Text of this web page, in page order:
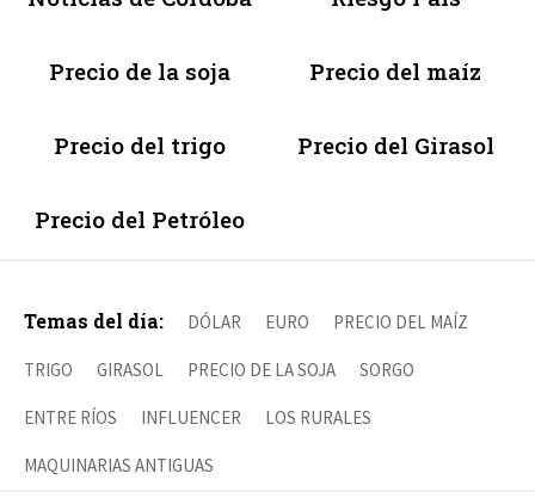
Precio de la soja Precio del maíz
Precio del trigo Precio del Girasol
Precio del Petróleo
Temas del día: DÓLAR EURO PRECIO DEL MAÍZ
TRIGO GIRASOL PRECIO DE LA SOJA SORGO
ENTRE RÍOS INFLUENCER LOS RURALES
MAQUINARIAS ANTIGUAS